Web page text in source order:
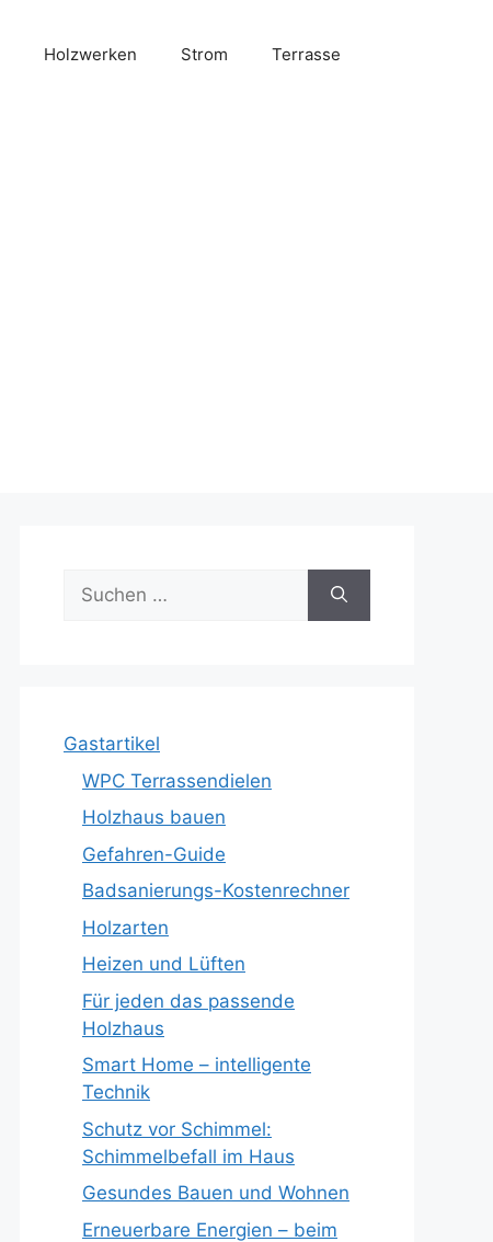
Holzwerken Strom Terrasse
Suche
nach:
Gastartikel
WPC Terrassendielen
Holzhaus bauen
Gefahren-Guide
Badsanierungs-Kostenrechner
Holzarten
Heizen und Lüften
Für jeden das passende
Holzhaus
Smart Home – intelligente
Technik
Schutz vor Schimmel:
Schimmelbefall im Haus
Gesundes Bauen und Wohnen
Erneuerbare Energien – beim